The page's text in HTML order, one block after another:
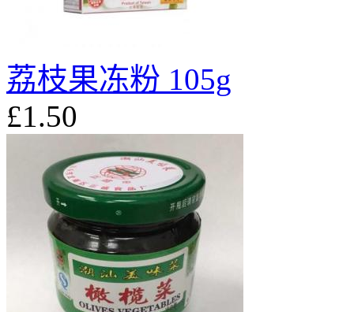
荔枝果冻粉 105g
£1.50